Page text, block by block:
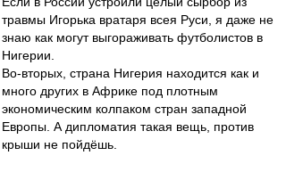
травмы Игорька вратаря всея Руси, я даже не
знаю как могут выгораживать футболистов в
Нигерии.
Во-вторых, страна Нигерия находится как и
много других в Африке под плотным
экономическим колпаком стран западной
Европы. А дипломатия такая вещь, против
крыши не пойдёшь.